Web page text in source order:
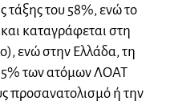
τάξης του 58%, ενώ το
καταγράφεται στη
ενώ στην Ελλάδα, τη
των ατόμων ΛΟΑΤ
προσανατολισμό ή την